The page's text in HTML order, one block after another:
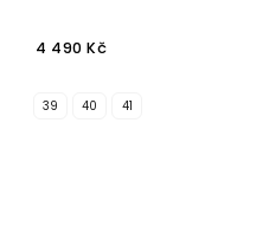
4 490 Kč
39 40 41